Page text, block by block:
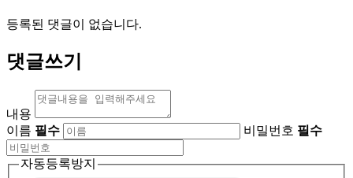
등록된 댓글이 없습니다.
댓글쓰기
내용
이름 필수 비밀번호 필수
자동등록방지